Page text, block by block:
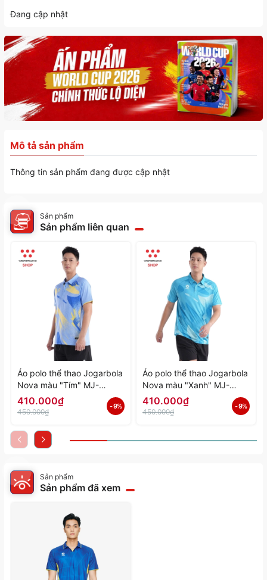
Đang cập nhật
Mô tả sản phẩm
Thông tin sản phẩm đang được cập nhật
Sản phẩm
Sản phẩm liên quan
Áo polo thể thao Jogarbola
Nova màu "Tím" MJ-
A4197-04 - Hàng Chính
Hãng
410.000₫
450.000₫
- 9%
Áo polo thể thao Jogarbola
Nova màu "Xanh" MJ-
A4197-03 - Hàng Chính
Hãng
410.000₫
450.000₫
- 9%
Sản phẩm
Sản phẩm đã xem